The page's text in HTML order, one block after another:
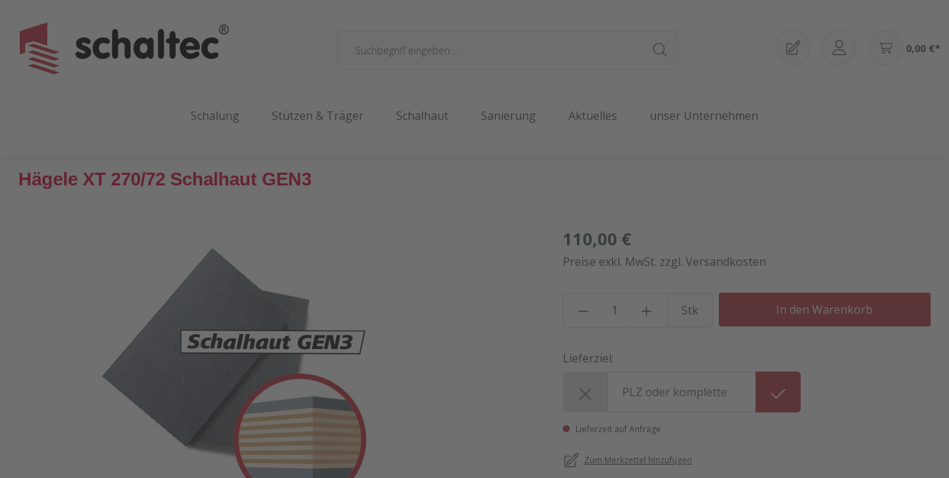
0,00 €*
Schalung Stützen & Träger Schalhaut Sanierung Aktuelles unser Unternehmen
Hägele XT 270/72 Schalhaut GEN3
110,00 €
Preise exkl. MwSt. zzgl. Versandkosten
Produkt Anzahl: Gib den
Stk In den Warenkorb
Lieferziel:
Lieferzeit auf Anfrage
Zum Merkzettel hinzufügen